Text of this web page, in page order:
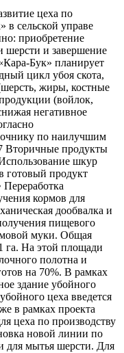
цеха по
в сельской управе
приобретение
шерсти и завершение
Бук» планирует
цикл убоя скота,
жиры, костные
(войлок,
негативное
по наилучшим
Вторичные продукты
шкур
готовый продукт
Переработка
кормов для
дообвалка и
пищевого
муки. Общая
га. На этой площади
полотна и
на 70%. В рамках
здание убойного
цеха введется
в рамках проекта
цеха по производству
новой линии по
для мытья шерсти. Для